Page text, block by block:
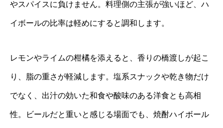
やスパイスに負けません。料理側の主張が強いほど、ハ
イボールの比率は軽めにすると調和します。
レモンやライムの柑橘を添えると、香りの橋渡しが起こ
り、脂の重さが軽減します。塩系スナックや乾き物だけ
でなく、出汁の効いた和食や酸味のある洋食とも高相
性。ビールだと重いと感じる場面でも、焼酎ハイボール